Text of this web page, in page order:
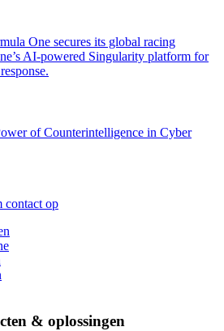
One secures its global racing
AI-powered Singularity platform for
of Counterintelligence in Cyber
contact op
& oplossingen